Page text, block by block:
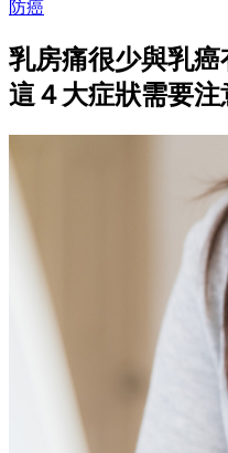
防癌
乳房痛很少與乳癌
這４大症狀需要注